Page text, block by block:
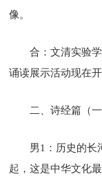
像。
合：文清实验
诵读展示活动现在开
二、诗经篇（
男1：历史的长
起，这是中华文化最